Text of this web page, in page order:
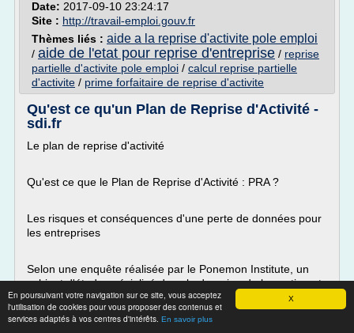
X
En poursuivant votre navigation sur ce site, vous acceptez
l'utilisation de cookies pour vous proposer des contenus et
services adaptés à vos centres d'intérêts. En savoir plus
Date: 2017-09-10 23:24:17
Site : http://travail-emploi.gouv.fr
Thèmes liés : aide a la reprise d'activite pole emploi
/ aide de l'etat pour reprise d'entreprise / reprise
partielle d'activite pole emploi / calcul reprise partielle
d'activite / prime forfaitaire de reprise d'activite
Qu'est ce qu'un Plan de Reprise d'Activité -
sdi.fr
Le plan de reprise d'activité
Qu'est ce que le Plan de Reprise d'Activité : PRA ?
Les risques et conséquences d'une perte de données pour
les entreprises
Selon une enquête réalisée par le Ponemon Institute, un
cabinet d'étude spécialisé dans le domaine de la gestion et
la protection des données, pour Check Point Software
Technologies, spécialiste